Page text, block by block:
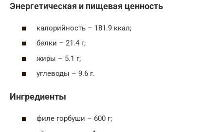
Энергетическая и пищевая ценность
калорийность – 181.9 ккал;
белки – 21.4 г;
жиры – 5.1 г;
углеводы – 9.6 г.
Ингредиенты
филе горбуши – 600 г;